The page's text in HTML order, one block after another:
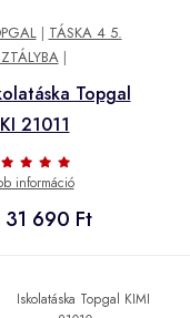
| TÁSKA 4 5.
|
Topgal
21011
információ
31 690 Ft